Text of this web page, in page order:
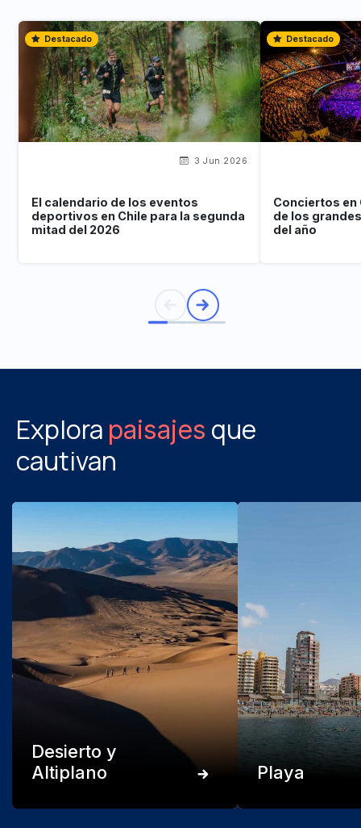
Destacado
3 Jun 2026
El calendario de los eventos
deportivos en Chile para la segunda
mitad del 2026
Destacado
Conciertos en
de los
del año
Explora paisajes que
cautivan
Desierto y
Altiplano
Playa